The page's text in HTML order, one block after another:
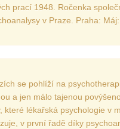
prací 1948. Ročenka
v Praze. Praha:
se pohlíží na
a jen málo tajenou
které lékařská psychologie v
v první řadě díky